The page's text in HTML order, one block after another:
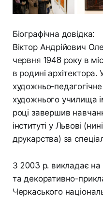
Біографічна довідка:
Віктор Андрійович
червня 1948 року в
в родині архітектора.
художньо-
художнього училища
році завершив
інституті у Львові
друкарства) за
З 2003 р. викладає на
та декоративно-
Черкаського